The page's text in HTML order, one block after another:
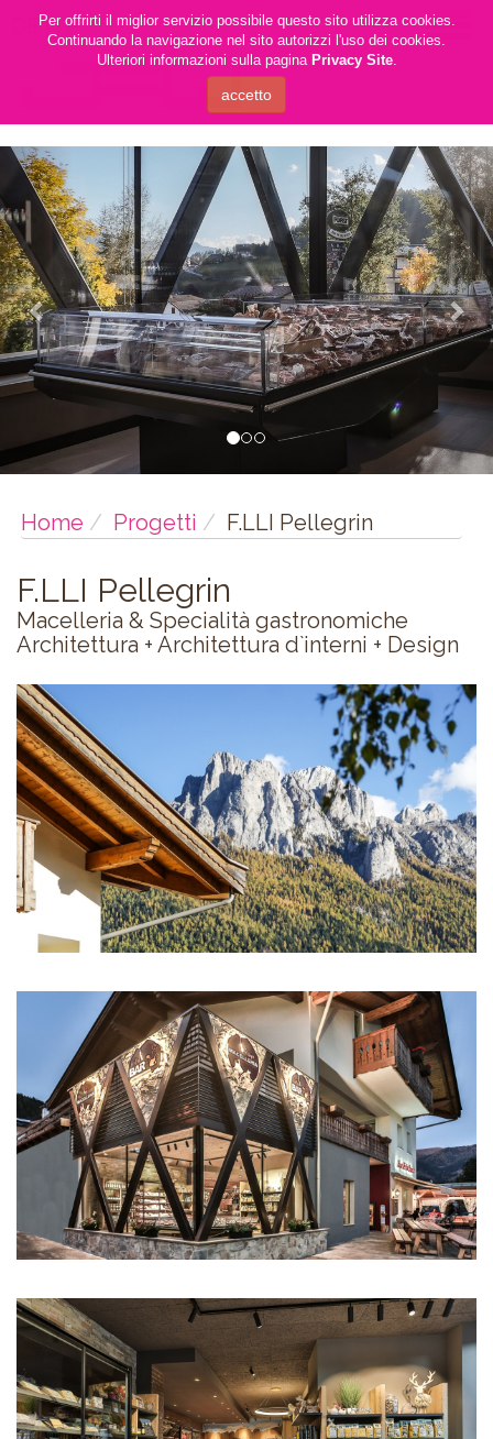
|IT
Previous
Home Progetti F.LLI Pellegrin
F.LLI Pellegrin
Macelleria & Specialità gastronomiche
Architettura + Architettura d`interni + Design
Per offrirti il miglior servizio possibile questo sito utilizza cookies.
Continuando la navigazione nel sito autorizzi l'uso dei cookies.
Ulteriori informazioni sulla pagina Privacy Site.